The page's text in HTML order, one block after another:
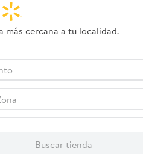
más cercana a tu localidad.
Buscar tienda